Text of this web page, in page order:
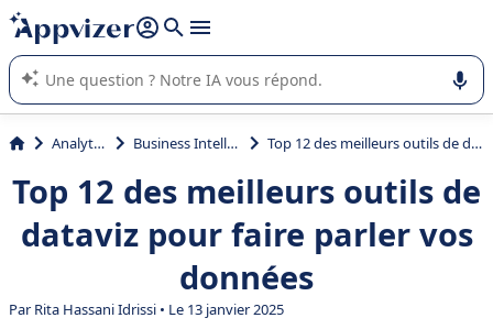
répondre (plusieurs lignes avec
L'IA de Appvizer vous guide dans l'utilisation ou la sélection de
logiciel SaaS en entreprise.
Analytique Business Intelligence Top 12 des meilleurs outils de dataviz pour faire parler vos données
Top 12 des meilleurs outils de
dataviz pour faire parler vos
données
ParRita Hassani Idrissi • Le 13 janvier 2025